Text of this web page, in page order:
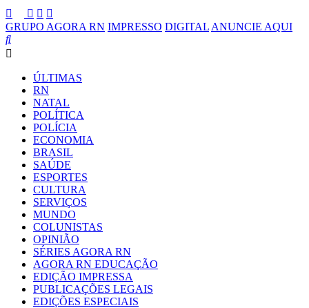
GRUPO AGORA RN IMPRESSO DIGITAL ANUNCIE AQUI
ÚLTIMAS
RN
NATAL
POLÍTICA
POLÍCIA
ECONOMIA
BRASIL
SAÚDE
ESPORTES
CULTURA
SERVIÇOS
MUNDO
COLUNISTAS
OPINIÃO
SÉRIES AGORA RN
AGORA RN EDUCAÇÃO
EDIÇÃO IMPRESSA
PUBLICAÇÕES LEGAIS
EDIÇÕES ESPECIAIS